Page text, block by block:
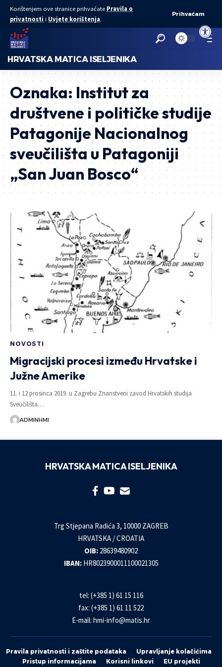
Open
Korištenjem ove stranice prihvaćate Pravila o
privatnosti i Uvjete korištenja.
Prihvaćam
HRVATSKA MATICA ISELJENIKA
Oznaka: Institut za
društvene i političke studije
Patagonije Nacionalnog
sveučilišta u Patagoniji
„San Juan Bosco“
NOVOSTI
Migracijski procesi između Hrvatske i
Južne Amerike
11. i 12 prosinca 2019. u Zagrebu Znanstveni zavod Hrvatskih studija
Sveučilišta…
ADMINHMI
HRVATSKA MATICA ISELJENIKA
Trg Stjepana Radića 3, 10000 ZAGREB
HRVATSKA / CROATIA
OIB: 28639480902
IBAN: HR8023900011100021305
tel: (+385 1) 61 15 116
fax: (+385 1) 61 11 522
E-mail: hmi-info@matis.hr
Pravila privatnosti i zaštite podataka
Upravljanje kolačićima
Pristup informacijama
Korisni linkovi EU projekti